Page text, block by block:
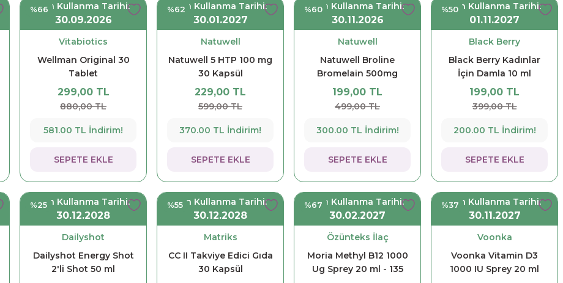
%66Son Kullanma Tarihi:
30.09.2026
Vitabiotics
Wellman Original 30
Tablet
299,00 TL
880,00 TL
581.00 TL İndirim!
SEPETE EKLE
%62Son Kullanma Tarihi:
30.01.2027
Natuwell
Natuwell 5 HTP 100 mg
30 Kapsül
229,00 TL
599,00 TL
370.00 TL İndirim!
SEPETE EKLE
%60
Son Kullanma Tarihi:
30.11.2026
Natuwell
Natuwell Broline
Bromelain 500mg
Takviye Edici Gıda 30
Kapsül
199,00 TL
499,00 TL
300.00 TL İndirim!
SEPETE EKLE
%50
Son Kullanma Tarihi:
01.11.2027
Black Berry
Black Berry Kadınlar
İçin Damla 10 ml
199,00 TL
399,00 TL
200.00 TL İndirim!
SEPETE EKLE
%25Son Kullanma Tarihi:
30.12.2028
Dailyshot
Dailyshot Energy Shot
2'li Shot 50 ml
%55Son Kullanma Tarihi:
30.12.2028
Matriks
CC II Takviye Edici Gıda
30 Kapsül
%67Son Kullanma Tarihi:
30.02.2027
Özünteks İlaç
Moria Methyl B12 1000
Ug Sprey 20 ml - 135
%37Son Kullanma Tarihi:
30.11.2027
Voonka
Voonka Vitamin D3
1000 IU Sprey 20 ml